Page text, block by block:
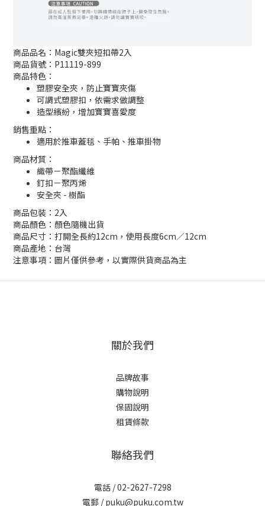
商品品名：Magic雙夾短扣帶2入
商品貨號：P11119-899
商品特色：
塑膠安全夾，防止寶寶夾傷
可調式塑膠扣，依需求做調整
造型繽紛，增加寶寶喜愛度
銷售重點：
適用於推車蓋毯、手帕、推車掛物
商品材質：
織帶－聚酯纖維
釘扣－聚丙烯
安全夾 - 樹酯
商品包裝：2入
商品顏色：顏色隨機出貨
商品尺寸：打開全長約12cm，使用長度6cm／12cm
商品產地：台灣
注意事項：圖片僅供參考，以實際供貨商品為主
關於我們
品牌故事
購物說明
保固說明
租賃條款
聯絡我們
電話 / 02-2627-7298
電郵 / puku@puku.com.tw